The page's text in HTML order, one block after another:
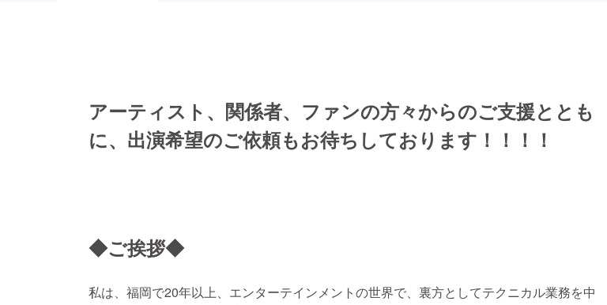
アーティスト、関係者、ファンの方々からのご支援ととも
に、出演希望のご依頼もお待ちしております！！！！
◆ご挨拶◆
私は、福岡で20年以上、エンターテインメントの世界で、裏方としてテクニカル業務を中